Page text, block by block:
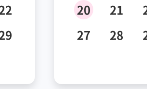
20
21
27
28